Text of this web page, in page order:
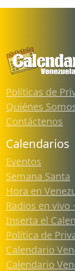
Políticas de
Quiénes
Contáctenos
Calendarios
Eventos
Semana Santa
Hora en
Radios en vivo
Inserta el
Política de
Calendario
Calendario